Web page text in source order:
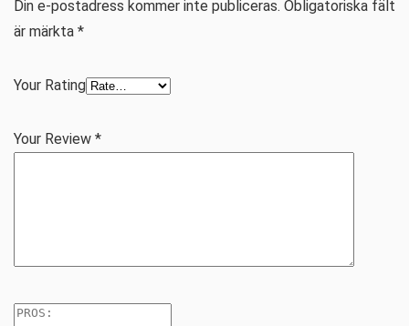
Din e-postadress kommer inte publiceras. Obligatoriska fält
är märkta *
Your Rating
Your Review *